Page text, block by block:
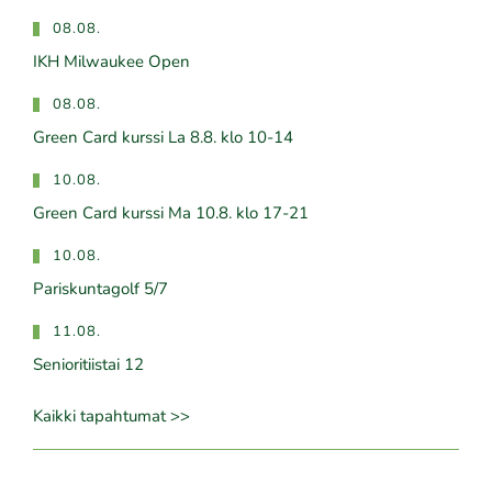
08.08.
IKH Milwaukee Open
08.08.
Green Card kurssi La 8.8. klo 10-14
10.08.
Green Card kurssi Ma 10.8. klo 17-21
10.08.
Pariskuntagolf 5/7
11.08.
Senioritiistai 12
Kaikki tapahtumat >>